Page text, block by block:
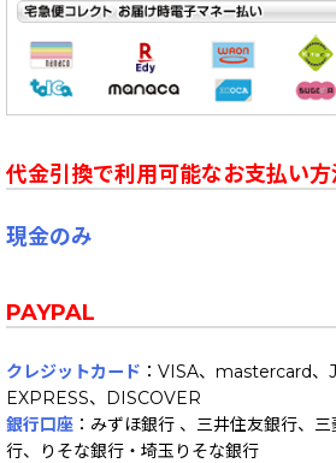
代金引換で利用可能なお支払い
現金のみ
PAYPAL
クレジットカード ：VISA、mastercard
EXPRESS、DISCOVER
銀行口座 ：みずほ銀行 、三井住友銀行、
行、りそな銀行・埼玉りそな銀行